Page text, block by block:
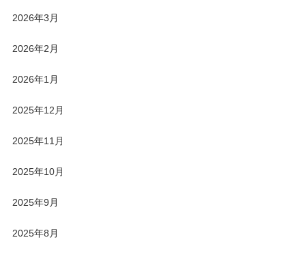
2026年3月
2026年2月
2026年1月
2025年12月
2025年11月
2025年10月
2025年9月
2025年8月